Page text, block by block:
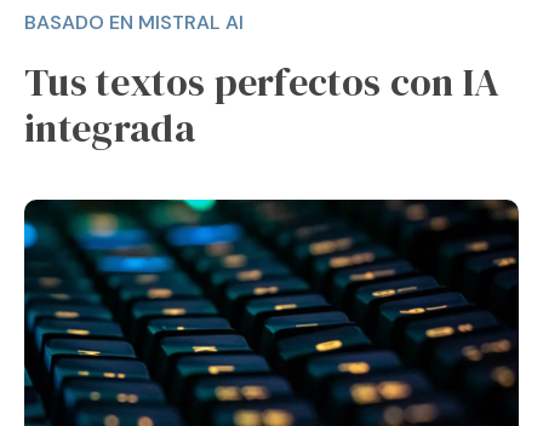
BASADO EN MISTRAL AI
Tus textos perfectos con IA
integrada